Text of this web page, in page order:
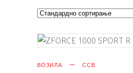
ВОЗИЛА ССВ